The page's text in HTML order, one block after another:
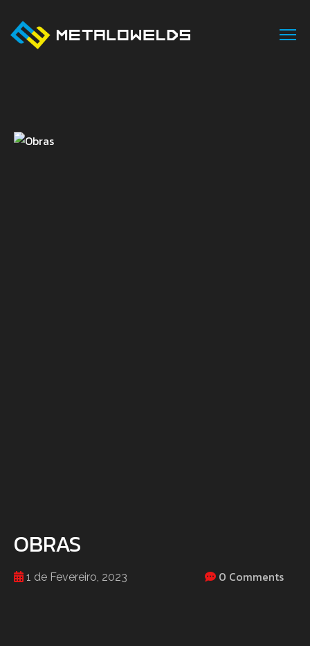
OBRAS
1 de Fevereiro, 2023 0 Comments